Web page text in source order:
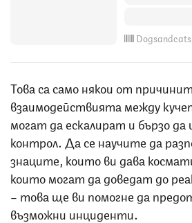
Това са само някои от
взаимодействията между
могат да ескалират и бързо да
контрол. Да се научите да
знаците, които ви дава
които могат да доведат до
– това ще ви помогне да
възможни инциденти.